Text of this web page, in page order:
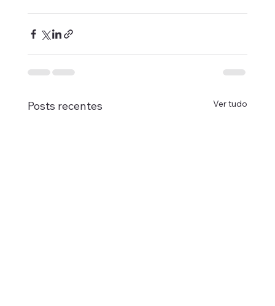
Posts recentes Ver tudo